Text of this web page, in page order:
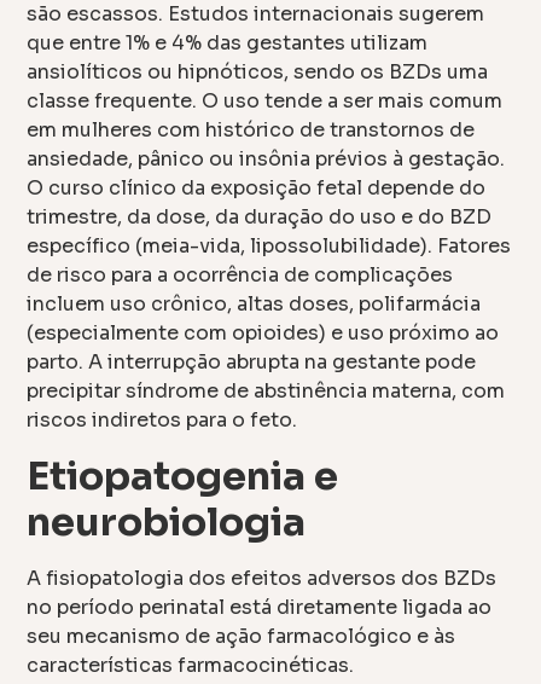
são escassos. Estudos internacionais sugerem
que entre 1% e 4% das gestantes utilizam
ansiolíticos ou hipnóticos, sendo os BZDs uma
classe frequente. O uso tende a ser mais comum
em mulheres com histórico de transtornos de
ansiedade, pânico ou insônia prévios à gestação.
O curso clínico da exposição fetal depende do
trimestre, da dose, da duração do uso e do BZD
específico (meia-vida, lipossolubilidade). Fatores
de risco para a ocorrência de complicações
incluem uso crônico, altas doses, polifarmácia
(especialmente com opioides) e uso próximo ao
parto. A interrupção abrupta na gestante pode
precipitar síndrome de abstinência materna, com
riscos indiretos para o feto.
Etiopatogenia e
neurobiologia
A fisiopatologia dos efeitos adversos dos BZDs
no período perinatal está diretamente ligada ao
seu mecanismo de ação farmacológico e às
características farmacocinéticas.